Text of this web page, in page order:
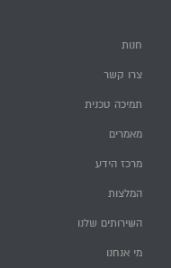
חנות
צרו קשר
תמיכה טכנית
מאמרים
מרכז הידע
המלצות
השירותים שלנו
מי אנחנו